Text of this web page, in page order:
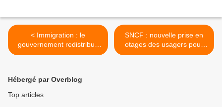
< Immigration : le
gouvernement redistribue
les visas à volonté au
SNCF : nouvelle prise en
otages des usagers pour
Noël >
Hébergé par Overblog
Top articles